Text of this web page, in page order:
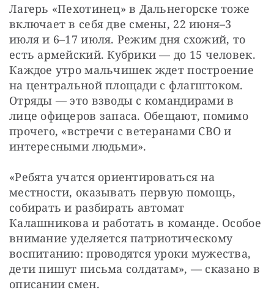
Лагерь «Пехотинец» в Дальнегорске тоже
включает в себя две смены, 22 июня–3
июля и 6–17 июля. Режим дня схожий, то
есть армейский. Кубрики — до 15 человек.
Каждое утро мальчишек ждет построение
на центральной площади с флагштоком.
Отряды — это взводы с командирами в
лице офицеров запаса. Обещают, помимо
прочего, «встречи с ветеранами СВО и
интересными людьми».
«Ребята учатся ориентироваться на
местности, оказывать первую помощь,
собирать и разбирать автомат
Калашникова и работать в команде. Особое
внимание уделяется патриотическому
воспитанию: проводятся уроки мужества,
дети пишут письма солдатам», — сказано в
описании смен.